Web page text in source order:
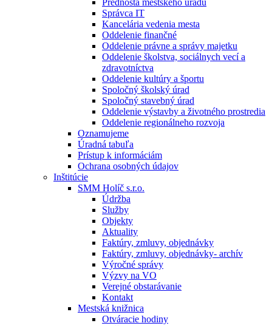
Prednosta mestského úradu
Správca IT
Kancelária vedenia mesta
Oddelenie finančné
Oddelenie právne a správy majetku
Oddelenie školstva, sociálnych vecí a
zdravotníctva
Oddelenie kultúry a športu
Spoločný školský úrad
Spoločný stavebný úrad
Oddelenie výstavby a životného prostredia
Oddelenie regionálneho rozvoja
Oznamujeme
Úradná tabuľa
Prístup k informáciám
Ochrana osobných údajov
Inštitúcie
SMM Holíč s.r.o.
Údržba
Služby
Objekty
Aktuality
Faktúry, zmluvy, objednávky
Faktúry, zmluvy, objednávky- archív
Výročné správy
Výzvy na VO
Verejné obstarávanie
Kontakt
Mestská knižnica
Otváracie hodiny